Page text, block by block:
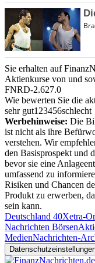
Sie erhalten auf
Aktienkurse von und
FNRD-2.627.0
Wie bewerten Sie die
sehr gut1 23456schlecht
Werbehinweise: Die
ist nicht als ihre
verstehen. Wir
den Basisprospekt und
bevor sie eine
umfassend zu
Risiken und Chancen
Produkt zu erwerben,
sein kann.
Deutschland 40Xetra-
Nachrichten Börsen
MedienNachrichten-